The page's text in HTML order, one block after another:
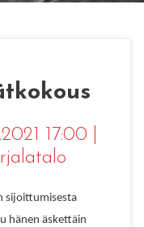
17:00
sijoittumisesta
hänen äskettäin